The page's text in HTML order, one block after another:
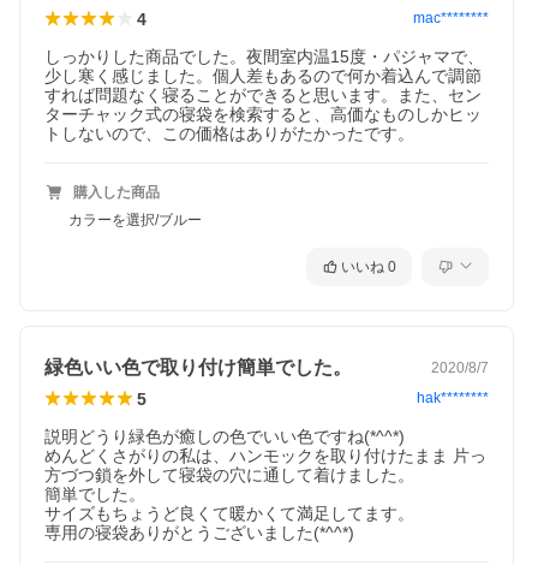
4 mac********
しっかりした商品でした。夜間室内温15度・パジャマで、
少し寒く感じました。個人差もあるので何か着込んで調節
すれば問題なく寝ることができると思います。また、セン
ターチャック式の寝袋を検索すると、高価なものしかヒッ
トしないので、この価格はありがたかったです。
購入した商品
カラーを選択/ブルー
いいね 0
緑色いい色で取り付け簡単でした。 2020/8/7
5 hak********
説明どうり緑色が癒しの色でいい色ですね(*^^*)
めんどくさがりの私は、ハンモックを取り付けたまま 片っ
方づつ鎖を外して寝袋の穴に通して着けました。
簡単でした。
サイズもちょうど良くて暖かくて満足してます。
専用の寝袋ありがとうございました(*^^*)